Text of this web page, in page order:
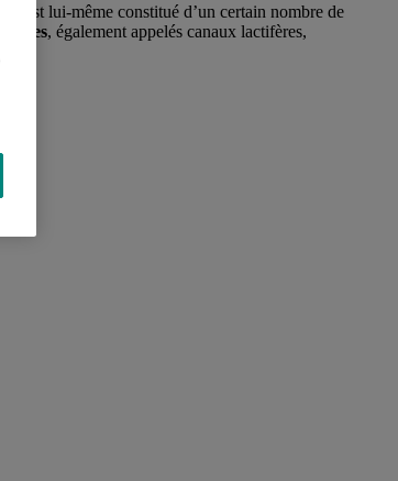
est lui-même constitué d’un certain nombre de
, également appelés canaux lactifères,